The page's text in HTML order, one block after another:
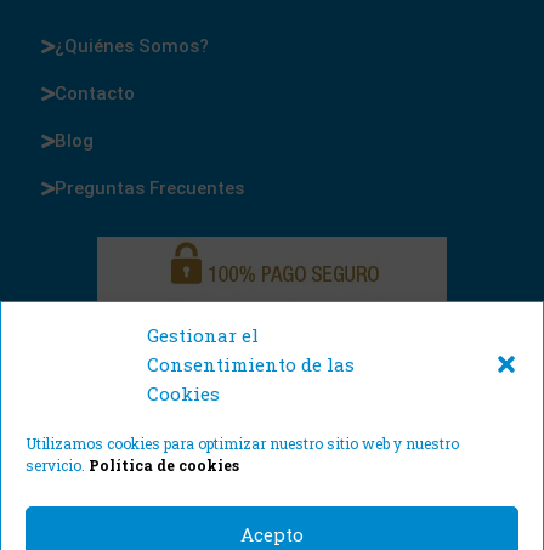
Gestionar el
Consentimiento de las
Cookies
Utilizamos cookies para optimizar nuestro sitio web y nuestro
servicio. Política de cookies
Acepto
¿Quiénes Somos?
Contacto
Blog
Preguntas Frecuentes